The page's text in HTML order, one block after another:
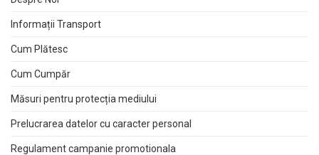
Informații Transport
Cum Plătesc
Cum Cumpăr
Măsuri pentru protecția mediului
Prelucrarea datelor cu caracter personal
Regulament campanie promotionala